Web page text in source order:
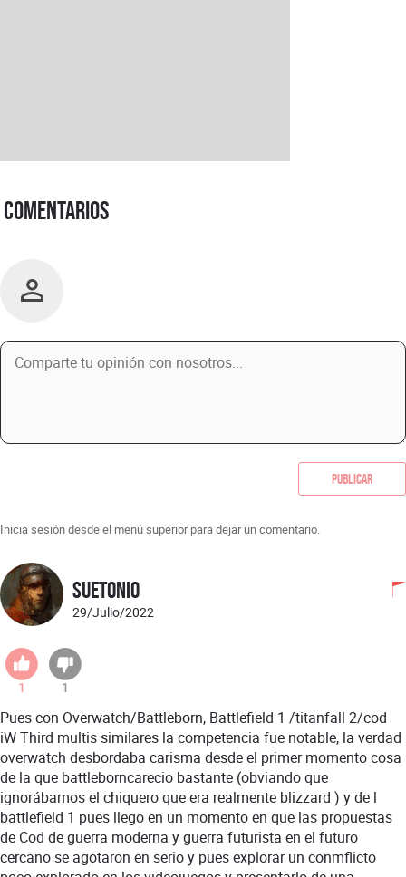
Comentarios
Publicar
Inicia sesión desde el menú superior para dejar un comentario.
Suetonio
29/Julio/2022
1 1
Pues con Overwatch/Battleborn, Battlefield 1 /titanfall 2/cod
iW Third multis similares la competencia fue notable, la verdad
overwatch desbordaba carisma desde el primer momento cosa
de la que battleborncarecio bastante (obviando que
ignorábamos el chiquero que era realmente blizzard ) y de l
battlefield 1 pues llego en un momento en que las propuestas
de Cod de guerra moderna y guerra futurista en el futuro
cercano se agotaron en serio y pues explorar un conmflicto